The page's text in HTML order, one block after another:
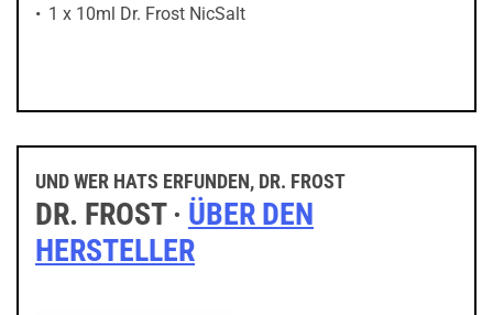
1 x 10ml Dr. Frost NicSalt
UND WER HATS ERFUNDEN, DR. FROST
DR. FROST · ÜBER DEN
HERSTELLER